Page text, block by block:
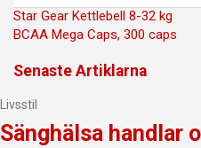
Inläggsnavigering
Star Gear Kettlebell 8-32 kg
BCAA Mega Caps, 300 caps
Senaste Artiklarna
Livsstil
Sänghälsa handlar